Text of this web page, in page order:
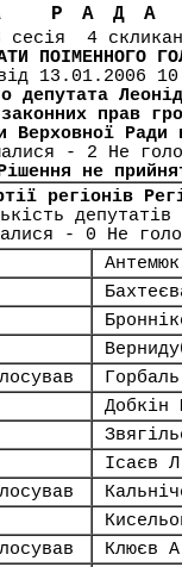
РАДА
сесія 4
ПОІМЕННОГО
13.01.2006
депутата
прав
Верховної
- 2 Не
Рішення не
регіонів
- 0 Не
Добкін
Ісаєв
Клюєв